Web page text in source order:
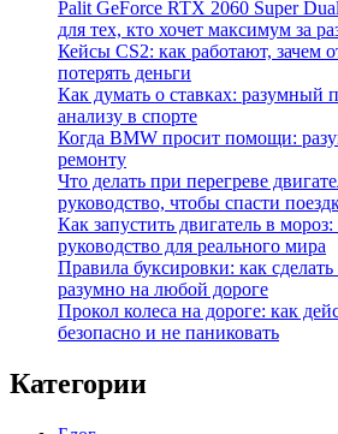
Palit GeForce RTX 2060 Super
для тех, кто хочет максимум за
Кейсы CS2: как работают, зачем
потерять деньги
Как думать о ставках: разумный
анализу в спорте
Когда BMW просит помощи:
ремонту
Что делать при перегреве
руководство, чтобы спасти
Как запустить двигатель в
руководство для реального мира
Правила буксировки: как сделать
разумно на любой дороге
Прокол колеса на дороге: как
безопасно и не паниковать
Категории